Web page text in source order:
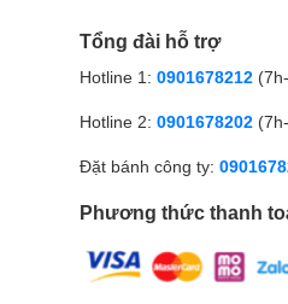
Tổng đài hỗ trợ
Hotline 1: 0901678212
Hotline 2: 0901678202
Đặt bánh công ty:
Phương thức thanh